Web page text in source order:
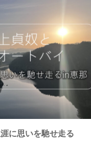
に思いを馳せ走る